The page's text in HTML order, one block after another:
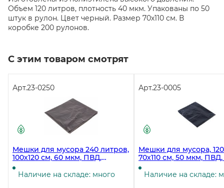
Объем 120 литров, плотность 40 мкм. Упакованы по 50
штук в рулон. Цвет черный. Размер 70х110 см. В
коробке 200 рулонов.
С этим товаром смотрят
Арт.23-0250
Мешки для мусора 240 литров,
100х120 см, 60 мкм, ПВД,
черные, 50 штук
Наличие на складе: много
Арт.23-0005
Мешки для мусора,
70х110 см, 50 мкм,
50 штук в упаковке,
коробке
Наличие на складе: